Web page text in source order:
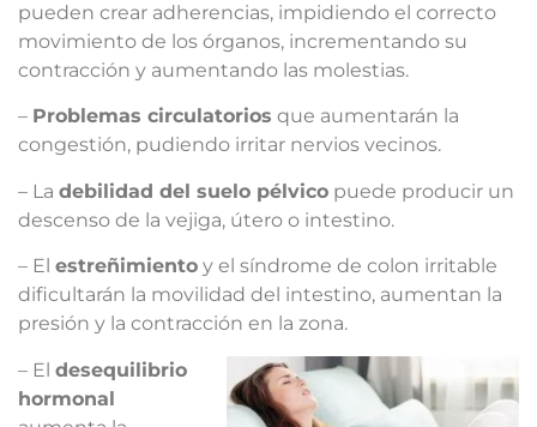
pueden crear adherencias, impidiendo el correcto
movimiento de los órganos, incrementando su
contracción y aumentando las molestias.
– Problemas circulatorios que aumentarán la
congestión, pudiendo irritar nervios vecinos.
– La debilidad del suelo pélvico puede producir un
descenso de la vejiga, útero o intestino.
– El estreñimiento y el síndrome de colon irritable
dificultarán la movilidad del intestino, aumentan la
presión y la contracción en la zona.
– El desequilibrio
hormonal